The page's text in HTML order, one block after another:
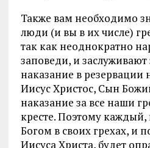
Также вам необходимо
люди (и вы в их числе)
так как неоднократно
заповеди, и заслуживают
наказание в резервации
Иисус Христос, Сын
наказание за все наши
кресте. Поэтому каждый,
Богом в своих грехах, и
Иисуса Христа, будет